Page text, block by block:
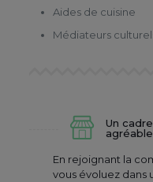
Aides de cuisine
Médiateurs
Un
agréable
En rejoignant la
vous évoluez dans